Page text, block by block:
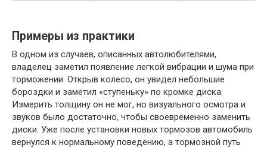
Примеры из практики
В одном из случаев, описанных автолюбителями,
владелец заметил появление легкой вибрации и шума при
торможении. Открыв колесо, он увидел небольшие
бороздки и заметил «ступеньку» по кромке диска.
Измерить толщину он не мог, но визуального осмотра и
звуков было достаточно, чтобы своевременно заменить
диски. Уже после установки новых тормозов автомобиль
вернулся к нормальному поведению, а тормозной путь